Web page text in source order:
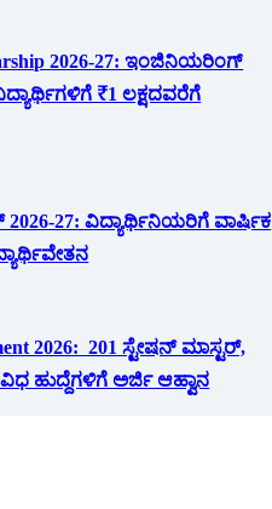
2026-27: ಇಂಜಿನಿಯರಿಂಗ್
₹1 ಲಕ್ಷದವರೆಗೆ
2026-27: ವಿದ್ಯಾರ್ಥಿನಿಯರಿಗೆ ವಾರ್ಷಿಕ
2026: 201 ಸ್ಟೇಷನ್ ಮಾಸ್ಟರ್,
ಹುದ್ದೆಗಳಿಗೆ ಅರ್ಜಿ ಆಹ್ವಾನ